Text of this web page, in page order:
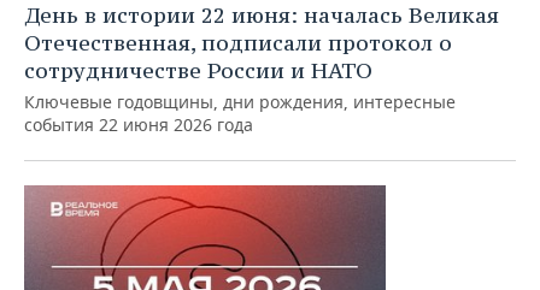
ВОДНЫЕ ВИДЫ СПОРТА
ХОККЕЙ С МЯЧОМ
ОБРАЗОВАНИЕ
ПРОИСШЕСТВИЯ
День в истории 22 июня: началась Великая
Отечественная, подписали протокол о
сотрудничестве России и НАТО
Ключевые годовщины, дни рождения, интересные
события 22 июня 2026 года